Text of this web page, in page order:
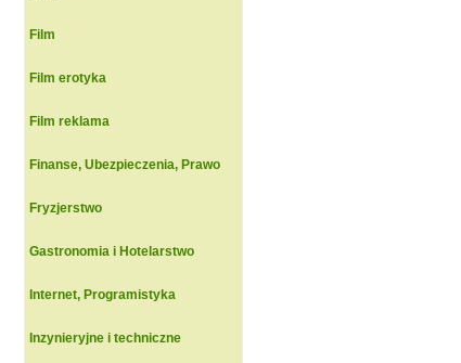
Film
Film erotyka
Film reklama
Finanse, Ubezpieczenia, Prawo
Fryzjerstwo
Gastronomia i Hotelarstwo
Internet, Programistyka
Inzynieryjne i techniczne